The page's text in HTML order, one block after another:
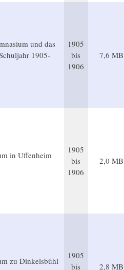
und das
1905-
1905
bis
1906
7,6 MB
in Uffenheim
1905
bis
1906
2,0 MB
zu Dinkelsbühl
1905
bis
2,8 MB